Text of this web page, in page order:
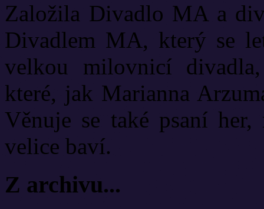
Založila Divadlo MA a
Divadlem MA, který se
velkou milovnicí
které, jak Marianna
Věnuje se také psaní
velice baví.
Z archivu...